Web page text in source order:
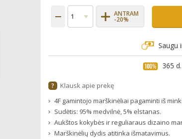
ANTRAM
-20%
Saugu
365
?
Klausk apie prekę
4F gamintojo marškinėliai pagaminti iš
Sudėtis: 95% medvilnė, 5% elstanas.
Aukštos kokybės ir reguliaraus dizaino
Marškinėlių dydis atitinka išmatavimus.